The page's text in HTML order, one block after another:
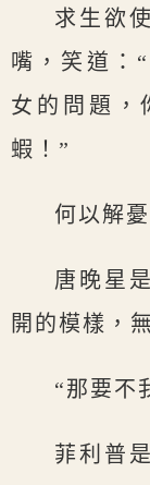
求生欲
嘴，笑道：
女的問題，
蝦！”
何以解
唐晚星
開的模樣，
“那要不
菲利普